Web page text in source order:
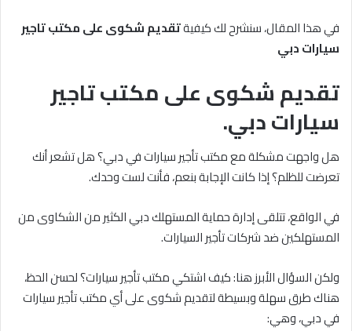
في هذا المقال، سنشرح لك كيفيةتقديمشكوىعلىمكتبتاجير
سياراتدبي
تقديم شكوى على مكتب تاجير
سيارات دبي.
هل واجهت مشكلة مع مكتب تأجير سيارات في دبي؟ هل تشعر أنك
تعرضت للظلم؟ إذا كانت الإجابة بنعم، فأنت لست وحدك.
في الواقع، تتلقى إدارة حماية المستهلك دبي الكثير من الشكاوى من
المستهلكين ضد شركات تأجير السيارات.
ولكن السؤال الأبرز هنا: كيف اشتكي مكتب تأجير سيارات؟ لحسن الحظ،
هناك طرق سهلة وبسيطة لتقديم شكوى على أي مكتب تأجير سيارات
في دبي، وهي: